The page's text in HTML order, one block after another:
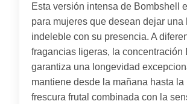
Esta versión intensa de Bombshell
para mujeres que desean dejar una
indeleble con su presencia. A
fragancias ligeras, la concentración
garantiza una longevidad
mantiene desde la mañana hasta la
frescura frutal combinada con la